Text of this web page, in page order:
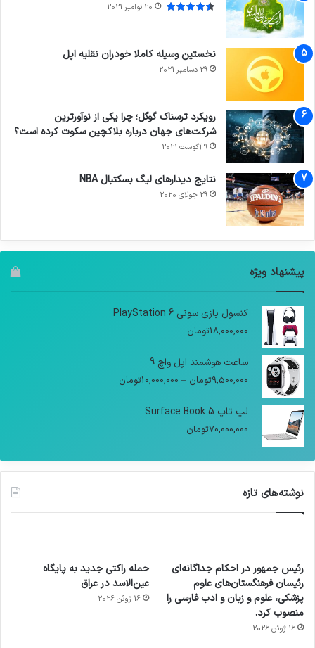
20 نوامبر 2021
نخستین وسیله کاملا خودران نقلیه اپل
29 دسامبر 2021
رویکرد ترسناک گوگل؛ چرا یکی از نوآورترین
شرکت‌های جهان درباره بلاکچین سکوت کرده است؟
9 آگوست 2021
نتایج دیدار‌های لیگ بسکتبال NBA
29 جولای 2020
پیشنهاد ویژه
کنسول بازی سونی PlayStation 6
18,000,000تومان
ساعت هوشمند اپل واچ 9
9,500,000تومان –
10,000,000تومان
لپ تاپ Surface Book 5
70,000,000تومان
نوشته‌های تازه
رئیس جمهور در احکام جداگانه‌ای
رئیسان فرهنگستان‌های علوم
پزشکی، علوم و زبان و ادب فارسی را
منصوب کرد.
16 ژوئن 2026
حمله راکتی جدید به پایگاه
عین‌الاسد در عراق
16 ژوئن 2026